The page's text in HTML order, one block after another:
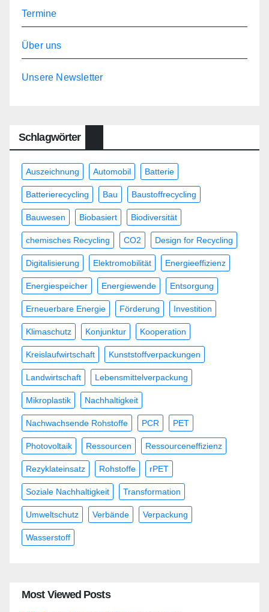
Termine
Über uns
Unsere Newsletter
Schlagwörter
Auszeichnung Automobil Batterie
Batterierecycling Bau Baustoffrecycling
Bauwesen Biobasiert Biodiversität
chemisches Recycling CO2 Design for Recycling
Digitalisierung Elektromobilität Energieeffizienz
Energiespeicher Energiewende Entsorgung
Erneuerbare Energie Förderung Investition
Klimaschutz Konjunktur Kooperation
Kreislaufwirtschaft Kunststoffverpackungen
Landwirtschaft Lebensmittelverpackung
Mikroplastik Nachhaltigkeit
Nachwachsende Rohstoffe PCR PET
Photovoltaik Ressourcen Ressourceneffizienz
Rezyklateinsatz Rohstoffe rPET
Soziale Nachhaltigkeit Transformation
Umweltschutz Verbände Verpackung
Wasserstoff
Most Viewed Posts